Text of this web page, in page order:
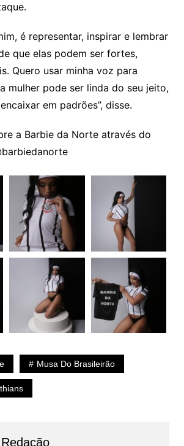
é representar, inspirar e lembrar
que elas podem ser fortes,
Quero usar minha voz para
mulher pode ser linda do seu jeito,
em padrões”, disse.
a Barbie da Norte através do
Musa Do Brasileirão
Redação